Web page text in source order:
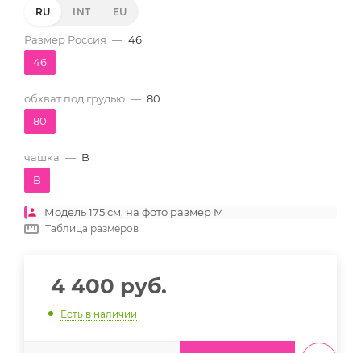
RU INT EU
Размер Россия — 46
46
обхват под грудью — 80
80
чашка — B
B
Модель 175 см, на фото размер M
Таблица размеров
4 400 руб.
Есть в наличии